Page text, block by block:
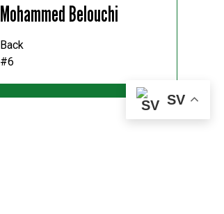
Mohammed Belouchi
Back
#6
SV